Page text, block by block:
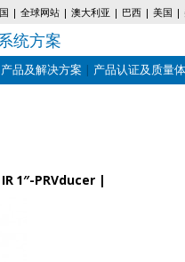
全球网站 澳大利亚 巴西 美国
统方案
产品及解决方案 产品认证及质量
1″-PRVducer |